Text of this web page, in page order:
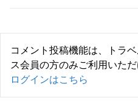
コメント投稿機能は、トラ
ス会員の方のみご利用いただ
ログインはこちら